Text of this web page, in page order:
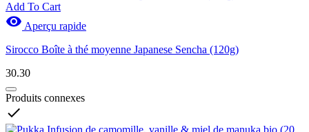
Add To Cart
 Aperçu rapide
Sirocco Boîte à thé moyenne Japanese Sencha (120g)
30.30
Produits connexes
